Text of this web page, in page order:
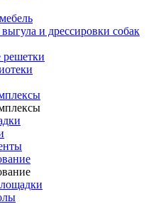
и дрессировки собак